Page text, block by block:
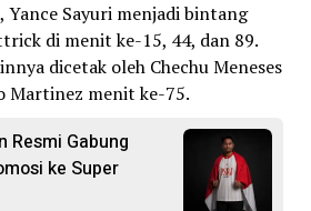
Sayuri menjadi bintang
di menit ke-15, 44, dan 89.
dicetak oleh Chechu Meneses
Martinez menit ke-75.
Resmi Gabung
ke Super